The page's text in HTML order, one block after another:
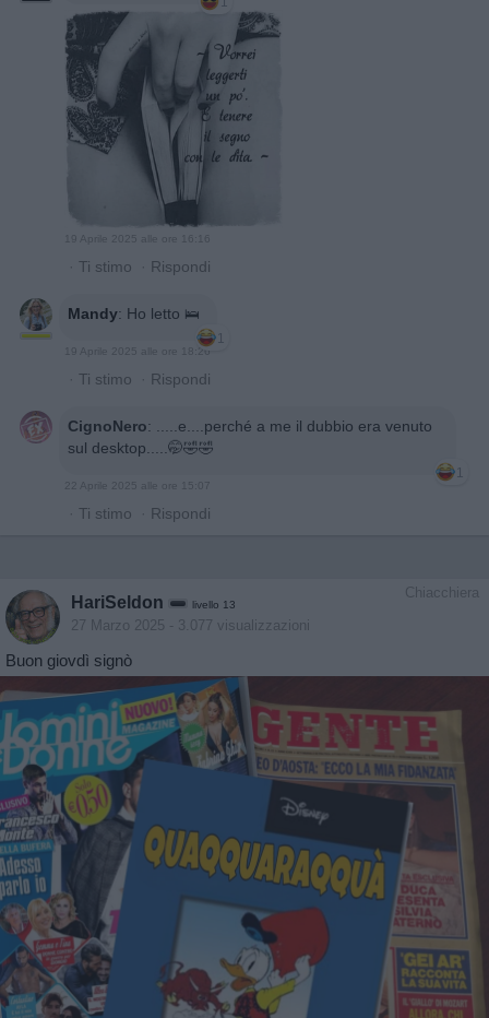
19 Aprile 2025 alle ore 16:16
· Ti stimo · Rispondi
Mandy: Ho letto 🛌
1
19 Aprile 2025 alle ore 18:26
· Ti stimo · Rispondi
CignoNero: .....e....perché a me il dubbio era venuto
sul desktop.....🤭🤣🤣
1
22 Aprile 2025 alle ore 15:07
· Ti stimo · Rispondi
Chiacchiera
HariSeldon livello 13
27 Marzo 2025 - 3.077 visualizzazioni
Buon giovdì signò